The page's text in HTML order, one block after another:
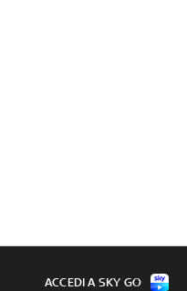
ACCEDI A SKY GO